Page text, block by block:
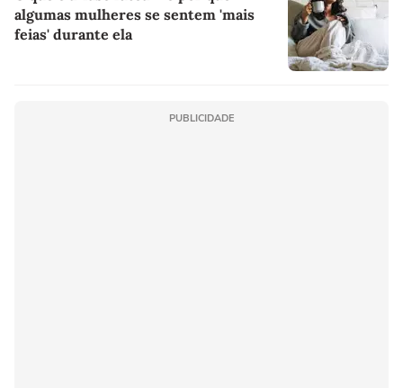
algumas mulheres se sentem 'mais
feias' durante ela
PUBLICIDADE